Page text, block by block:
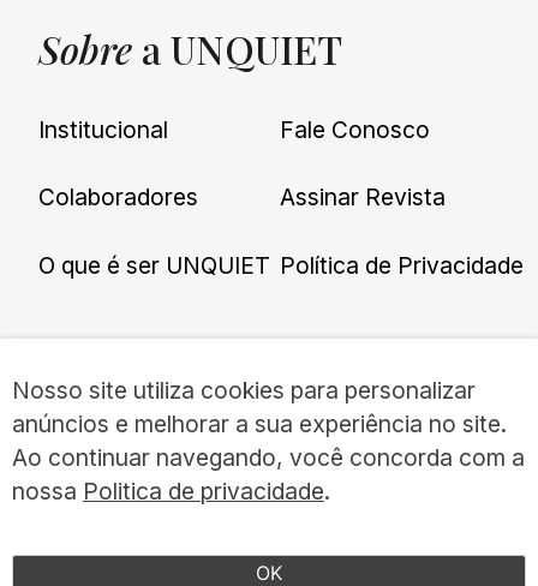
Sobre a UNQUIET
Institucional
Colaboradores
O que é ser UNQUIET
Fale Conosco
Assinar Revista
Política de Privacidade
TODOS OS DIREITOS RESERVADOS
Nosso site utiliza cookies para personalizar
anúncios e melhorar a sua experiência no site.
Ao continuar navegando, você concorda com a
nossa Politica de privacidade.
OK